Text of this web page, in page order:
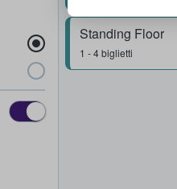
Standing Floor
1 - 4 biglietti